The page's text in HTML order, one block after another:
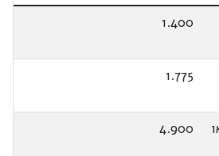
1.400
1.775
4.900